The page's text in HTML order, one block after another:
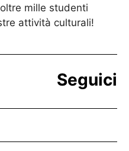
mille studenti
attività culturali!
Seguici